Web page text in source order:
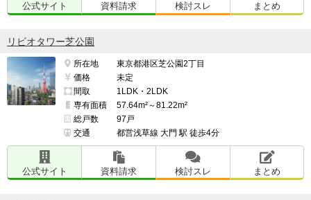
公式サイト 資料請求 検討スレ まとめ
リビオタワー芝公園
所在地
東京都港区芝公園2丁目
価格
未定
間取
1LDK・2LDK
専有面積
57.64m²～81.22m²
総戸数
97戸
交通
都営浅草線 大門 駅 徒歩4分
公式サイト 資料請求 検討スレ まとめ